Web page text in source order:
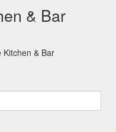
& Bar
Kitchen & Bar